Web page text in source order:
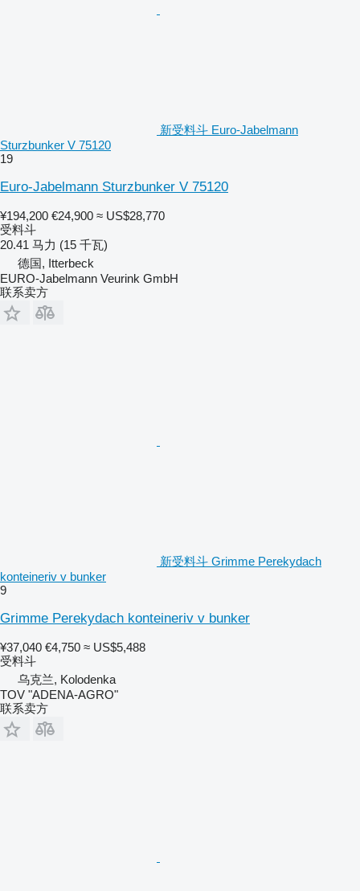
新受料斗 Euro-Jabelmann
Sturzbunker V 75120
19
Euro-Jabelmann Sturzbunker V 75120
¥194,200 €24,900 ≈ US$28,770
受料斗
20.41 马力 (15 千瓦)
德国, Itterbeck
EURO-Jabelmann Veurink GmbH
联系卖方
新受料斗 Grimme Perekydach
konteineriv v bunker
9
Grimme Perekydach konteineriv v bunker
¥37,040 €4,750 ≈ US$5,488
受料斗
乌克兰, Kolodenka
TOV "ADENA-AGRO"
联系卖方